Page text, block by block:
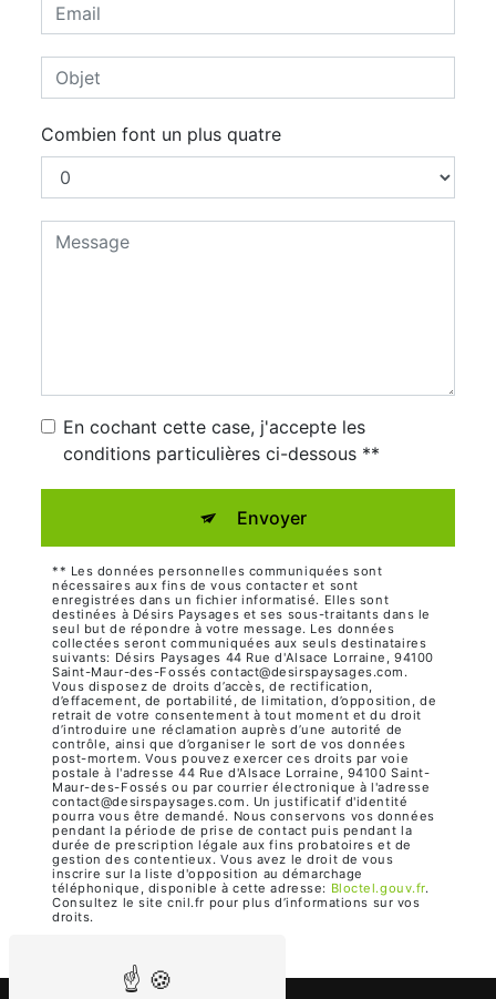
Combien font un plus quatre
En cochant cette case, j'accepte les
conditions particulières ci-dessous **
Envoyer
** Les données personnelles communiquées sont
nécessaires aux fins de vous contacter et sont
enregistrées dans un fichier informatisé. Elles sont
destinées à Désirs Paysages et ses sous-traitants dans le
seul but de répondre à votre message. Les données
collectées seront communiquées aux seuls destinataires
suivants: Désirs Paysages 44 Rue d'Alsace Lorraine, 94100
Saint-Maur-des-Fossés contact@desirspaysages.com.
Vous disposez de droits d’accès, de rectification,
d’effacement, de portabilité, de limitation, d’opposition, de
retrait de votre consentement à tout moment et du droit
d’introduire une réclamation auprès d’une autorité de
contrôle, ainsi que d’organiser le sort de vos données
post-mortem. Vous pouvez exercer ces droits par voie
postale à l'adresse 44 Rue d'Alsace Lorraine, 94100 Saint-
Maur-des-Fossés ou par courrier électronique à l'adresse
contact@desirspaysages.com. Un justificatif d'identité
pourra vous être demandé. Nous conservons vos données
pendant la période de prise de contact puis pendant la
durée de prescription légale aux fins probatoires et de
gestion des contentieux. Vous avez le droit de vous
inscrire sur la liste d'opposition au démarchage
téléphonique, disponible à cette adresse:
Bloctel.gouv.fr.
Consultez le site cnil.fr pour plus d’informations sur vos
droits.